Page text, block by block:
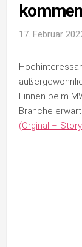
17. Februar
Finnen beim
Branche
(Orginal –